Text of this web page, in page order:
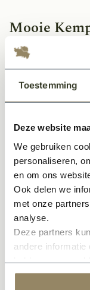
Toestemming
Deze website
We gebruiken
personaliseren,
en om ons
Ook delen we
met onze
analyse.
Deze partners
andere
services.
Mooie
inrit op
Uw inrit of
Met onze
cent! Deze
stijl van de
karakteristieke
compleet.
Wat is de
poeren?
Gemetselde
uitstraling, maar
ze een stevige
rusten. Dit zorgt
het bouwwerk,
poer ook heel